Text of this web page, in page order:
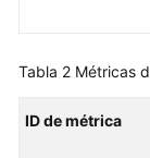
seleccionado.
consultar
Tabla 2 Métricas
ID de métrica